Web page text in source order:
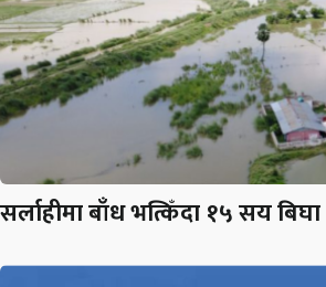
सर्लाहीमा बाँध भत्किँदा १५ सय